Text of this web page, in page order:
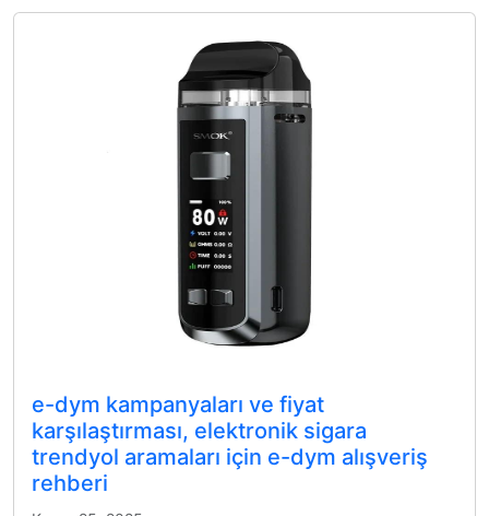
e-dym kampanyaları ve fiyat
karşılaştırması, elektronik sigara
trendyol aramaları için e-dym alışveriş
rehberi